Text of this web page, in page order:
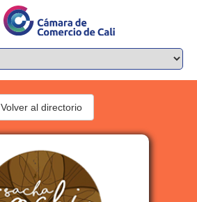
Volver al directorio